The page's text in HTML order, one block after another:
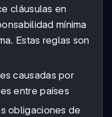
cláusulas en
mínima
Estas reglas son
causadas por
entre países
obligaciones de